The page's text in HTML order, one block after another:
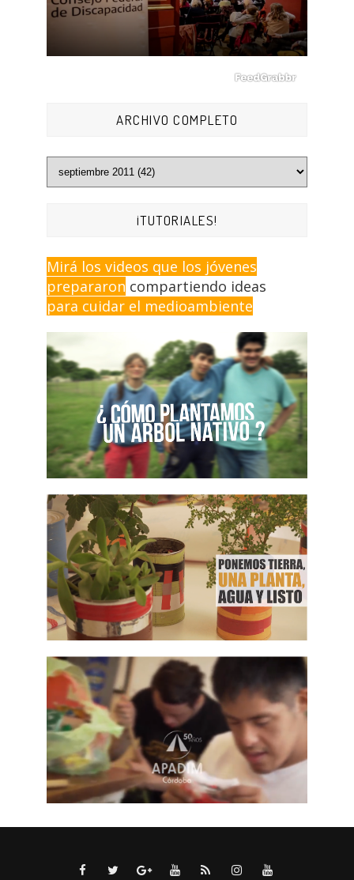
ARCHIVO COMPLETO
¡TUTORIALES!
Mirá los videos que los jóvenes
prepararon compartiendo ideas
para cuidar el medioambiente